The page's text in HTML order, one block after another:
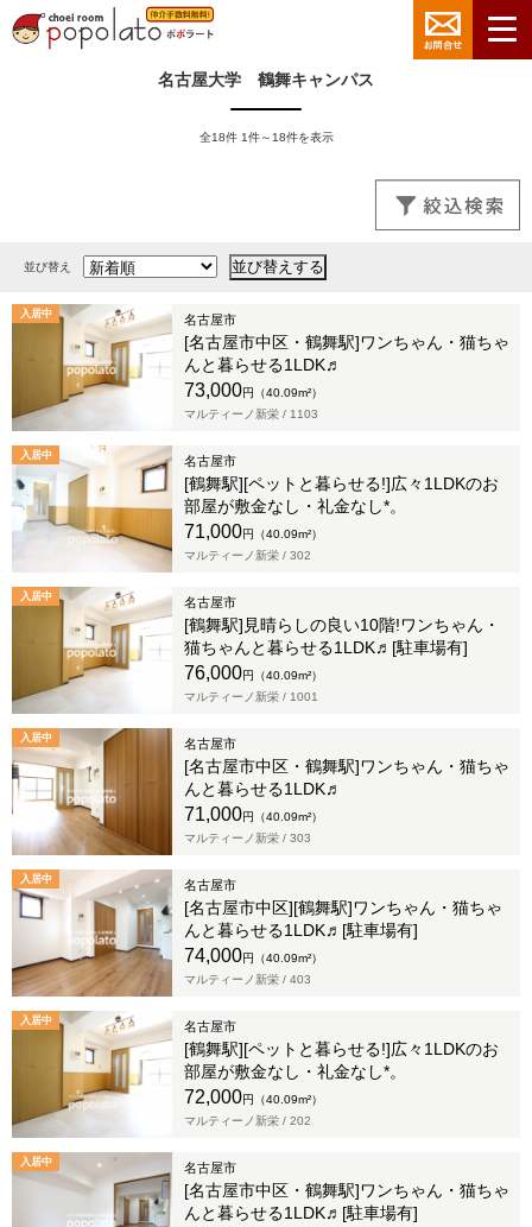
名古屋大学 鶴舞キャンパス
全18件 1件～18件を表示
並び替え
入居中 名古屋市
[名古屋市中区・鶴舞駅]ワンちゃん・猫ちゃ
んと暮らせる1LDK♬
73,000円（40.09m²）
マルティーノ新栄 / 1103
入居中 名古屋市
[鶴舞駅][ペットと暮らせる!]広々1LDKのお
部屋が敷金なし・礼金なし*。
71,000円（40.09m²）
マルティーノ新栄 / 302
入居中 名古屋市
[鶴舞駅]見晴らしの良い10階!ワンちゃん・
猫ちゃんと暮らせる1LDK♬[駐車場有]
76,000円（40.09m²）
マルティーノ新栄 / 1001
入居中 名古屋市
[名古屋市中区・鶴舞駅]ワンちゃん・猫ちゃ
んと暮らせる1LDK♬
71,000円（40.09m²）
マルティーノ新栄 / 303
入居中 名古屋市
[名古屋市中区][鶴舞駅]ワンちゃん・猫ちゃ
んと暮らせる1LDK♬[駐車場有]
74,000円（40.09m²）
マルティーノ新栄 / 403
入居中 名古屋市
[鶴舞駅][ペットと暮らせる!]広々1LDKのお
部屋が敷金なし・礼金なし*。
72,000円（40.09m²）
マルティーノ新栄 / 202
入居中 名古屋市
[名古屋市中区・鶴舞駅]ワンちゃん・猫ちゃ
んと暮らせる1LDK♬[駐車場有]